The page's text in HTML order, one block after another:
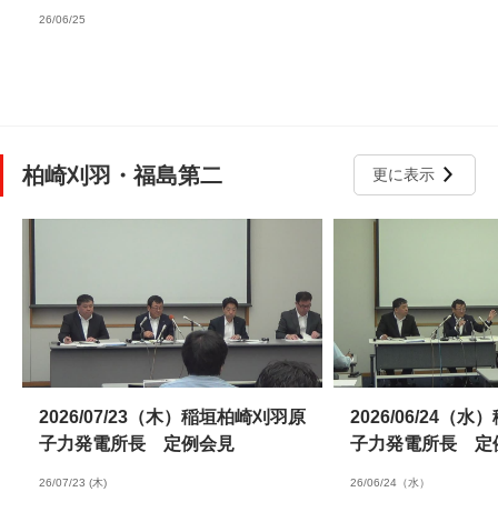
26/06/25
柏崎刈羽・福島第二 更に表示
2026/07/23（木）稲垣柏崎刈羽原
子力発電所長 定例会見
26/07/23 (木)
2026/06/24（水
子力発電所長 定
26/06/24（水）